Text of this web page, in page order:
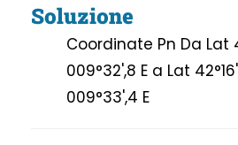
Soluzione
Coordinate Pn Da Lat
009°32',8 E a Lat
009°33',4 E